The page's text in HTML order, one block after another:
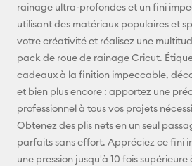
rainage ultra-profondes et un fini
utilisant des matériaux populaires et
votre créativité et réalisez une
pack de roue de rainage Cricut.
cadeaux à la finition impeccable,
et bien plus encore : apportez une
professionnel à tous vos projets
Obtenez des plis nets en un seul
parfaits sans effort. Appréciez ce fini
une pression jusqu'à 10 fois